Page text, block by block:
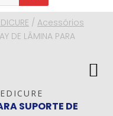
/ Acessórios
DE LÂMINA PARA
SUPORTE DE